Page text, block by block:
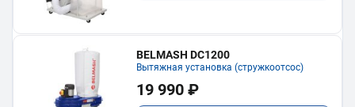
BELMASH DC1200
Вытяжная установка (стружкоотсос)
19 990 ₽